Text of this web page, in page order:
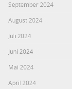
September 2024
August 2024
Juli 2024
Juni 2024
Mai 2024
April 2024